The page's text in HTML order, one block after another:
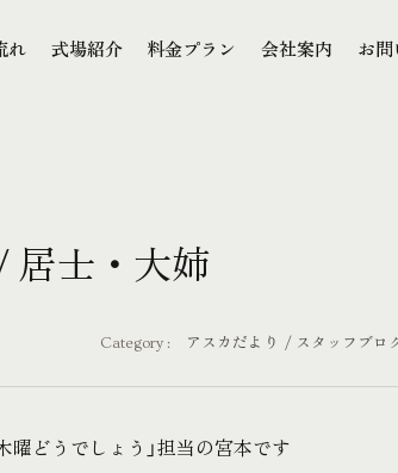
れ
式場紹介
料金プラン
会社案内
お問
居士・大姉
Category : アスカだより スタッフブロ
曜どうでしょう」担当の宮本です